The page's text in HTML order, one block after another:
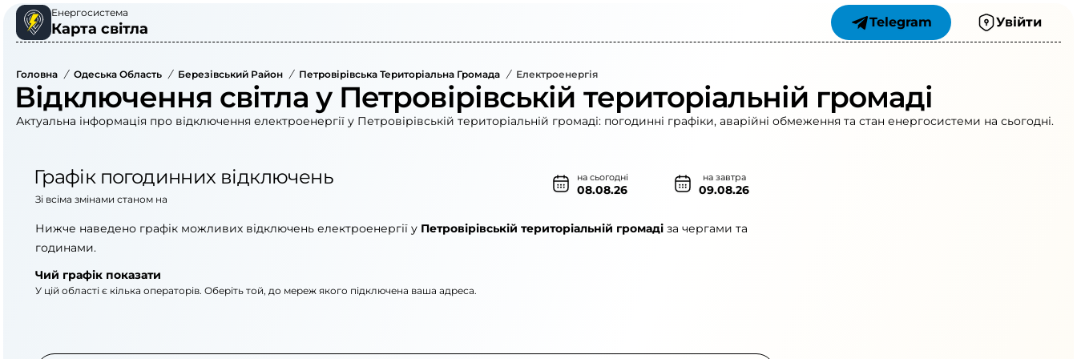
Енергосистема
Карта світла Telegram Увійти
Головна / Одеська Область / Березівський Район / Петровірівська Територіальна Громада / Електроенергія
Відключення світла у Петровірівській територіальній громаді
Актуальна інформація про відключення електроенергії у Петровірівській територіальній громаді: погодинні графіки, аварійні обмеження та стан енергосистеми на сьогодні.
Графік погодинних відключень на сьогодні
08.08.26
на завтра
09.08.26
Зі всіма змінами станом на
Нижче наведено графік можливих відключень електроенергії у Петровірівській територіальній громаді за чергами та
годинами.
Чий графік показати
У цій області є кілька операторів. Оберіть той, до мереж якого підключена ваша адреса.